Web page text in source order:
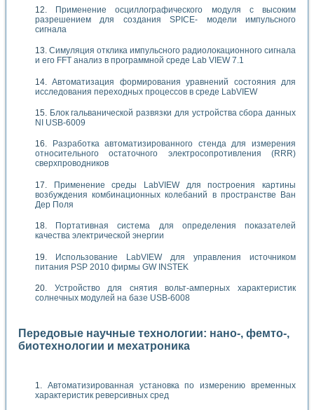
Применение осциллографического модуля с высоким
разрешением для создания SPICE- модели импульсного
сигнала
Симуляция отклика импульсного радиолокационного сигнала
и его FFT анализ в программной среде Lab VIEW 7.1
Автоматизация формирования уравнений состояния для
исследования переходных процессов в среде LabVIEW
Блок гальванической развязки для устройства сбора данных
NI USB-6009
Разработка автоматизированного стенда для измерения
относительного остаточного электросопротивления (RRR)
сверхпроводников
Применение среды LabVIEW для построения картины
возбуждения комбинационных колебаний в пространстве Ван
Дер Поля
Портативная система для определения показателей
качества электрической энергии
Использование LabVIEW для управления источником
питания PSP 2010 фирмы GW INSTEK
Устройство для снятия вольт-амперных характеристик
солнечных модулей на базе USB-6008
Передовые научные технологии: нано-, фемто-,
биотехнологии и мехатроника
Автоматизированная установка по измерению временных
характеристик реверсивных сред